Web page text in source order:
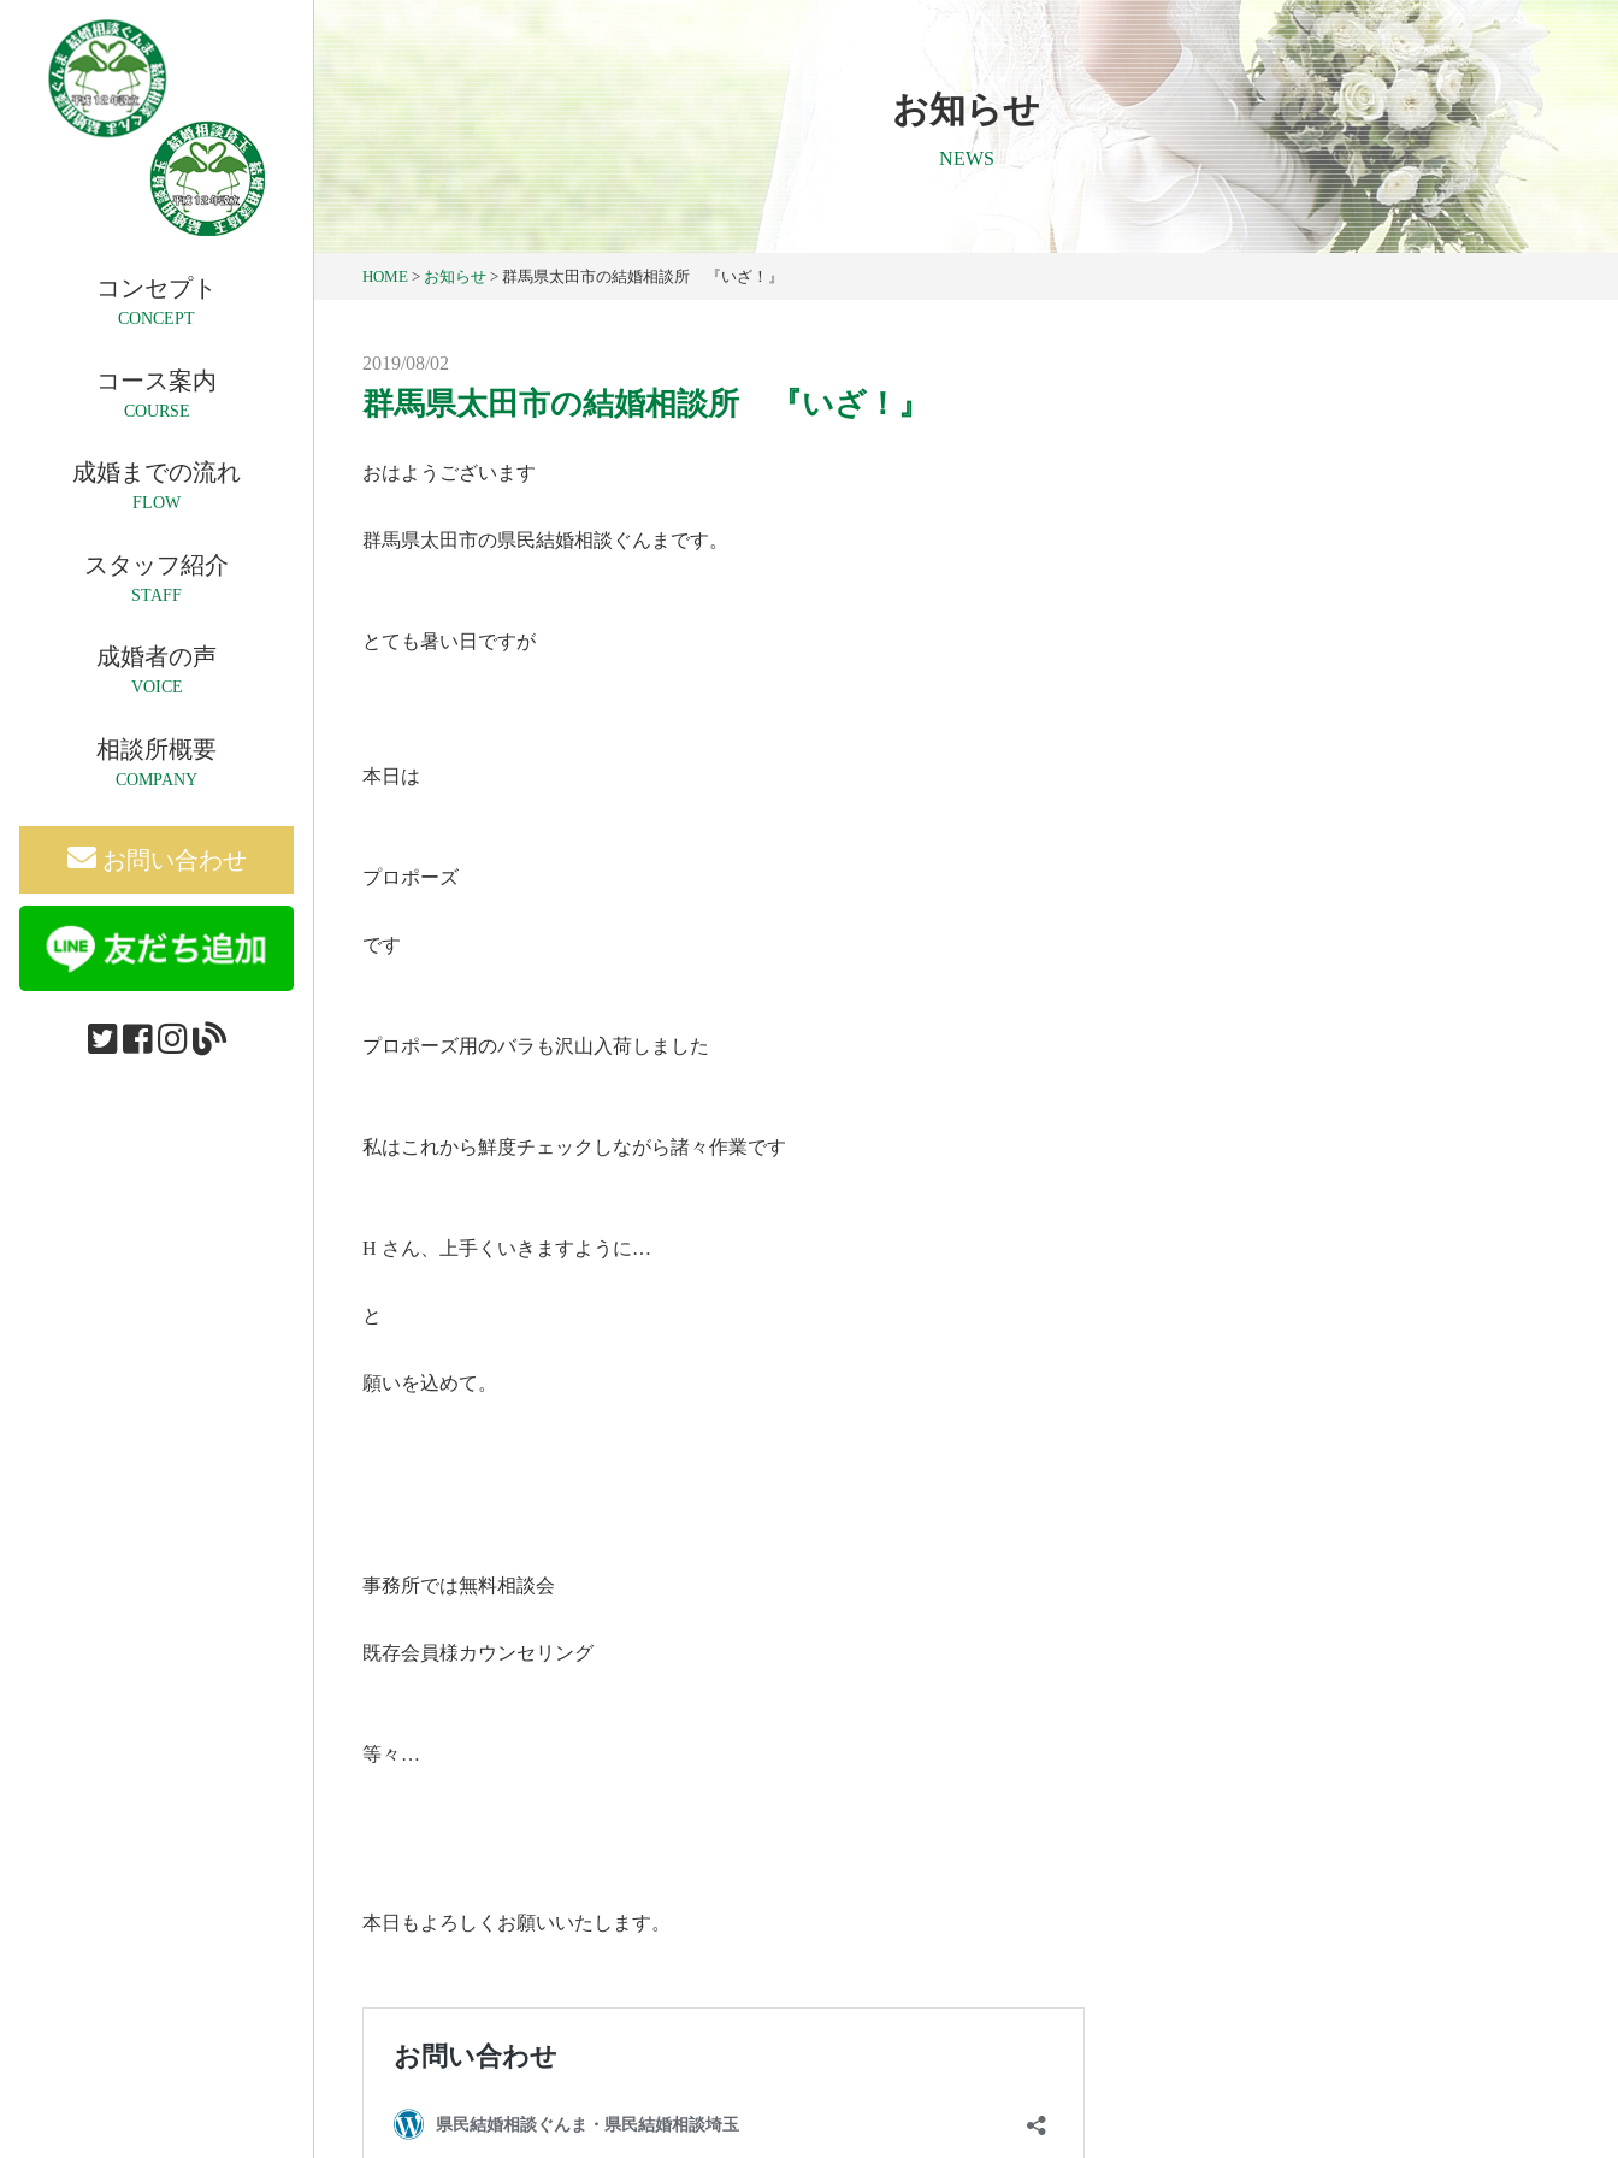
コンセプト
CONCEPT
コース案内
COURSE
成婚までの流れ
FLOW
スタッフ紹介
STAFF
成婚者の声
VOICE
相談所概要
COMPANY
お問い合わせ
お知らせ
NEWS
HOME > お知らせ > 群馬県太田市の結婚相談所 『いざ！』
2019/08/02
群馬県太田市の結婚相談所 『いざ！』
おはようございます
群馬県太田市の県民結婚相談ぐんまです。
とても暑い日ですが
本日は
プロポーズ
です
プロポーズ用のバラも沢山入荷しました
私はこれから鮮度チェックしながら諸々作業です
H さん、上手くいきますように…
と
願いを込めて。
事務所では無料相談会
既存会員様カウンセリング
等々…
本日もよろしくお願いいたします。